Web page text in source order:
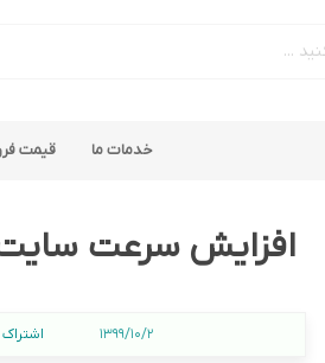
خدمات ما قیمت
افزایش سرعت
1399/10/2